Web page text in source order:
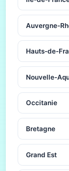
Auvergne-
Hauts-de-
Nouvelle-
Occitanie
Bretagne
Grand Est